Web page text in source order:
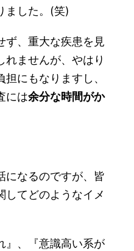
ました。(笑)
ず、重大な疾患を見
れませんが、やはり
にもなりますし、
には余分な時間がか
になるのですが、皆
してどのようなイメ
』、『意識高い系が